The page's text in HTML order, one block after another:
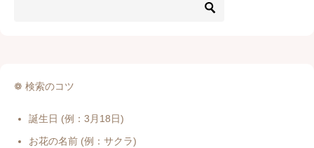
❁ 検索のコツ
誕生日 (例：3月18日)
お花の名前 (例：サクラ)